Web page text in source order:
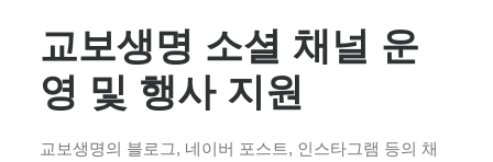
교보생명 소셜 채널 운
영 및 행사 지원
교보생명의 블로그, 네이버 포스트, 인스타그램 등의 채